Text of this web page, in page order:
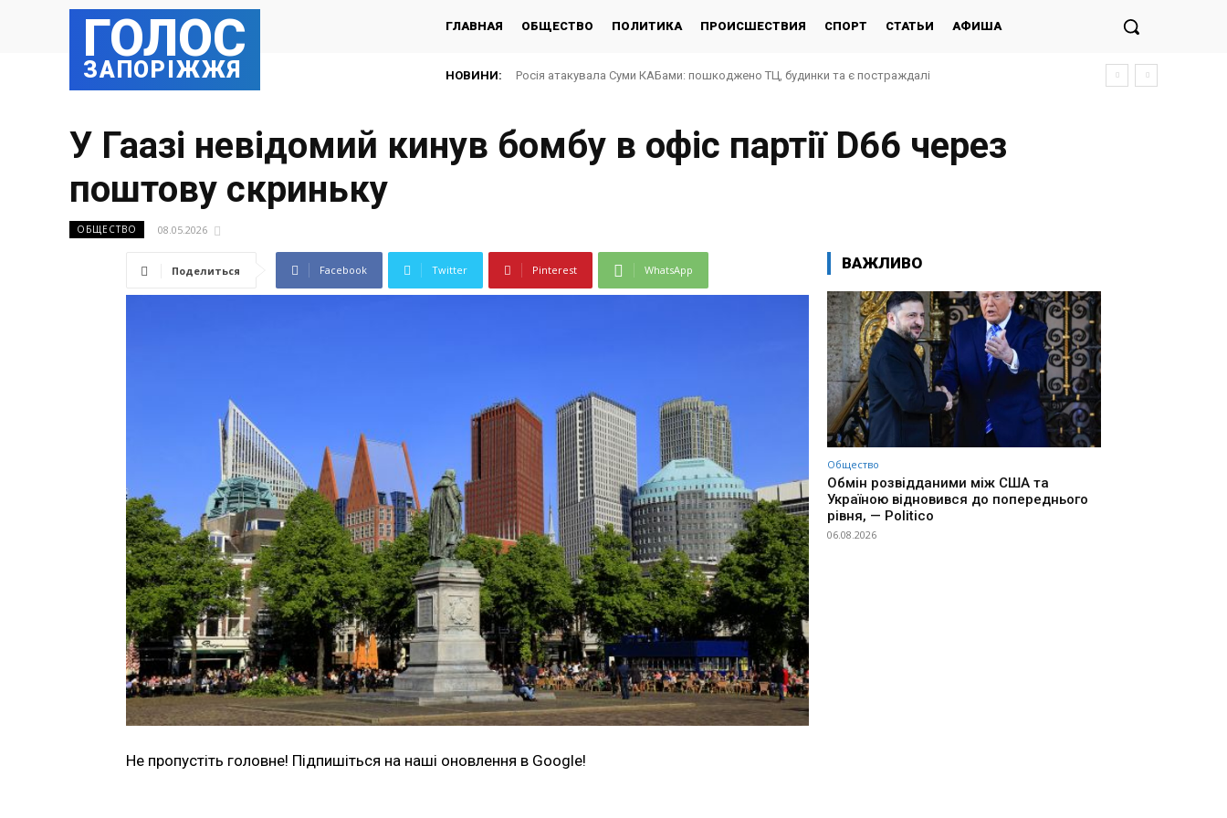
ГОЛОС
ЗАПОРІЖЖЯ
ГЛАВНАЯ ОБЩЕСТВО ПОЛИТИКА ПРОИСШЕСТВИЯ СПОРТ СТАТЬИ АФИША
НОВИНИ: Росія атакувала Суми КАБами: пошкоджено ТЦ, будинки та є постраждалі
У Гаазі невідомий кинув бомбу в офіс партії D66 через
поштову скриньку
ОБЩЕСТВО 08.05.2026
Поделиться Facebook Twitter Pinterest WhatsApp
Не пропустіть головне! Підпишіться на наші оновлення в Google!
ВАЖЛИВО
Общество
Обмін розвідданими між США та
Україною відновився до попереднього
рівня, — Politico
06.08.2026